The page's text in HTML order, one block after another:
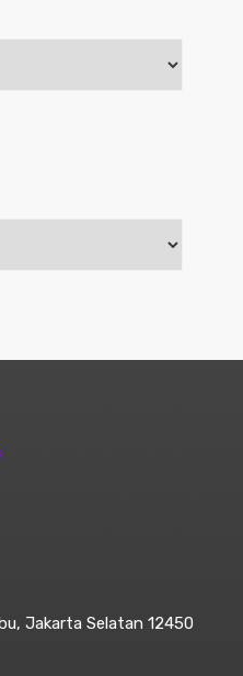
Jakarta Selatan 12450